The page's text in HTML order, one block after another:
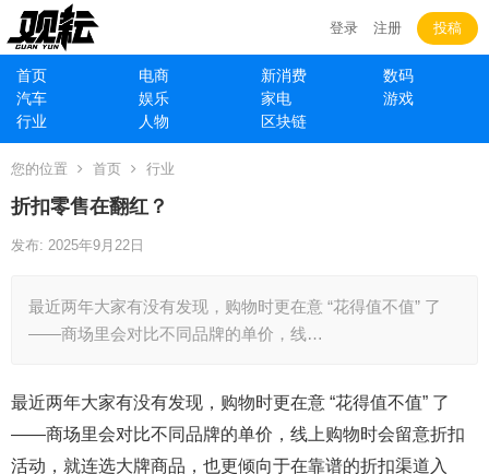
首页 电商 新消费
数码
汽车
娱乐 家电
游戏
行业
人物 区块链
登录 注册 投稿
您的位置 首页 行业
折扣零售在翻红？
发布: 2025年9月22日
最近两年大家有没有发现，购物时更在意 “花得值不值” 了
——商场里会对比不同品牌的单价，线…
最近两年大家有没有发现，购物时更在意 “花得值不值” 了
——商场里会对比不同品牌的单价，线上购物时会留意折扣
活动，就连选大牌商品，也更倾向于在靠谱的折扣渠道入